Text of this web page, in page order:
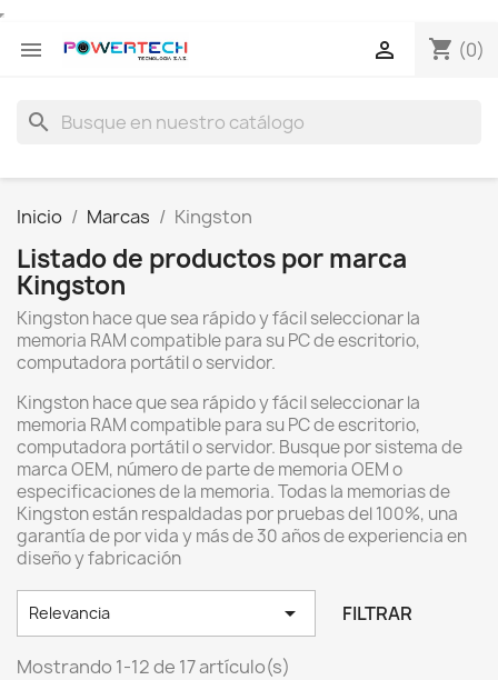
 shopping_cart (0)

search
Inicio Marcas Kingston
Listado de productos por marca
Kingston
Kingston hace que sea rápido y fácil seleccionar la
memoria RAM compatible para su PC de escritorio,
computadora portátil o servidor.
Kingston hace que sea rápido y fácil seleccionar la
memoria RAM compatible para su PC de escritorio,
computadora portátil o servidor. Busque por sistema de
marca OEM, número de parte de memoria OEM o
especificaciones de la memoria. Todas la memorias de
Kingston están respaldadas por pruebas del 100%, una
garantía de por vida y más de 30 años de experiencia en
diseño y fabricación
Relevancia  FILTRAR
Mostrando 1-12 de 17 artículo(s)